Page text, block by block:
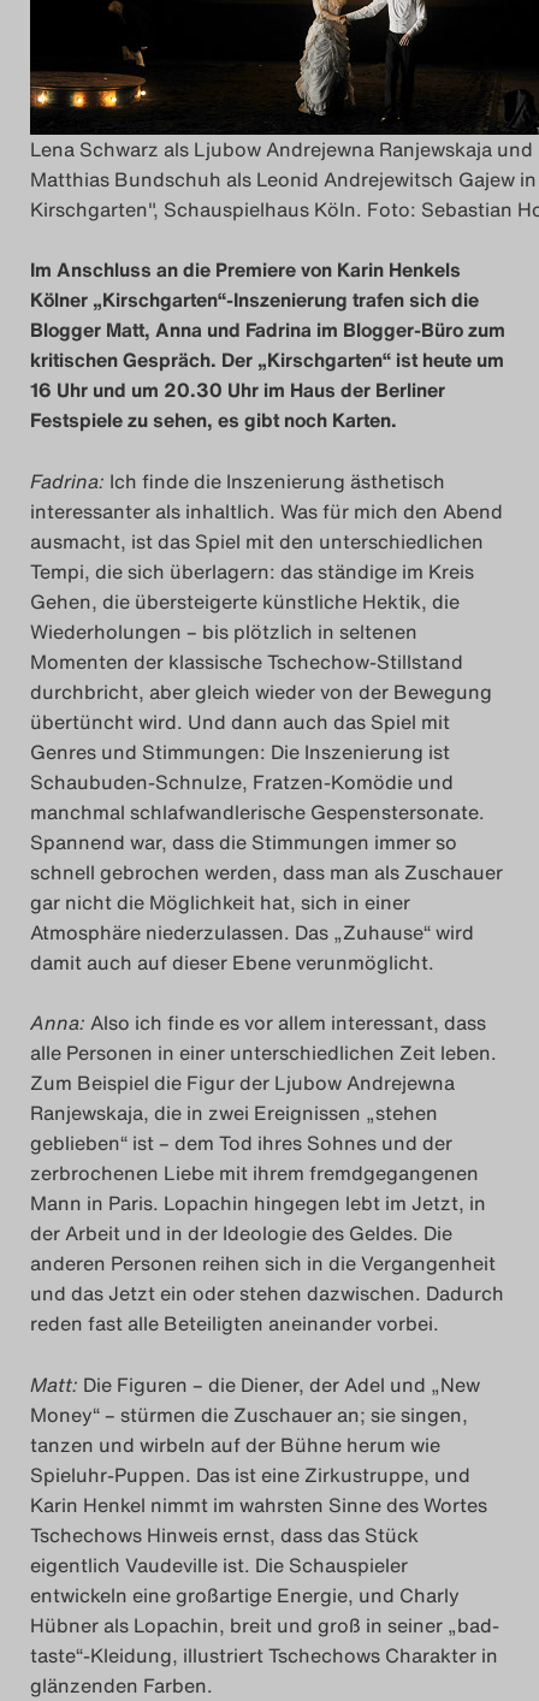
Das Theatertreffen-
2014
Das Theatertreffen-
2015
Das Theatertreffen-
2016
Das Theatertreffen-
2017
Das Theatertreffen-
2018
Das Theatertreffen-
2018 Alumni
Das Theatertreffen-
2019
Das Theatertreffen-
2020
Das Theatertreffen-
2021
Das Theatertreffen-
2022
Das Theatertreffen-
2023
Das Theatertreffen-
2024
Das Theatertreffen-
2025
Das Theatertreffen-
Archiv
Impressum
Nutzungsbedingungen
Search
Lena Schwarz als Ljubow Andrejewna Ranjewskaja und
Matthias Bundschuh als Leonid Andrejewitsch Gajew
Kirschgarten", Schauspielhaus Köln. Foto: Sebastian
Im Anschluss an die Premiere von Karin Henkels
Kölner „Kirschgarten“-Inszenierung trafen sich die
Blogger Matt, Anna und Fadrina im Blogger-Büro zum
kritischen Gespräch. Der „Kirschgarten“ ist heute um
16 Uhr und um 20.30 Uhr im Haus der Berliner
Festspiele zu sehen, es gibt noch Karten.
Fadrina: Ich finde die Inszenierung ästhetisch
interessanter als inhaltlich. Was für mich den Abend
ausmacht, ist das Spiel mit den unterschiedlichen
Tempi, die sich überlagern: das ständige im Kreis
Gehen, die übersteigerte künstliche Hektik, die
Wiederholungen – bis plötzlich in seltenen
Momenten der klassische Tschechow-Stillstand
durchbricht, aber gleich wieder von der Bewegung
übertüncht wird. Und dann auch das Spiel mit
Genres und Stimmungen: Die Inszenierung ist
Schaubuden-Schnulze, Fratzen-Komödie und
manchmal schlafwandlerische Gespenstersonate.
Spannend war, dass die Stimmungen immer so
schnell gebrochen werden, dass man als Zuschauer
gar nicht die Möglichkeit hat, sich in einer
Atmosphäre niederzulassen. Das „Zuhause“ wird
damit auch auf dieser Ebene verunmöglicht.
Anna: Also ich finde es vor allem interessant, dass
alle Personen in einer unterschiedlichen Zeit leben.
Zum Beispiel die Figur der Ljubow Andrejewna
Ranjewskaja, die in zwei Ereignissen „stehen
geblieben“ ist – dem Tod ihres Sohnes und der
zerbrochenen Liebe mit ihrem fremdgegangenen
Mann in Paris. Lopachin hingegen lebt im Jetzt, in
der Arbeit und in der Ideologie des Geldes. Die
anderen Personen reihen sich in die Vergangenheit
und das Jetzt ein oder stehen dazwischen. Dadurch
reden fast alle Beteiligten aneinander vorbei.
Matt: Die Figuren – die Diener, der Adel und „New
Money“ – stürmen die Zuschauer an; sie singen,
tanzen und wirbeln auf der Bühne herum wie
Spieluhr-Puppen. Das ist eine Zirkustruppe, und
Karin Henkel nimmt im wahrsten Sinne des Wortes
Tschechows Hinweis ernst, dass das Stück
eigentlich Vaudeville ist. Die Schauspieler
entwickeln eine großartige Energie, und Charly
Hübner als Lopachin, breit und groß in seiner „bad-
taste“-Kleidung, illustriert Tschechows Charakter in
glänzenden Farben.